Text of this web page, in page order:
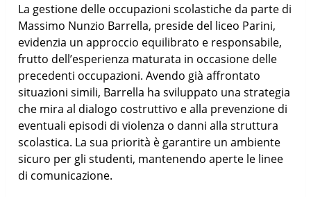
La gestione delle occupazioni scolastiche da parte di
Massimo Nunzio Barrella, preside del liceo Parini,
evidenzia un approccio equilibrato e responsabile,
frutto dell’esperienza maturata in occasione delle
precedenti occupazioni. Avendo già affrontato
situazioni simili, Barrella ha sviluppato una strategia
che mira al dialogo costruttivo e alla prevenzione di
eventuali episodi di violenza o danni alla struttura
scolastica. La sua priorità è garantire un ambiente
sicuro per gli studenti, mantenendo aperte le linee
di comunicazione.